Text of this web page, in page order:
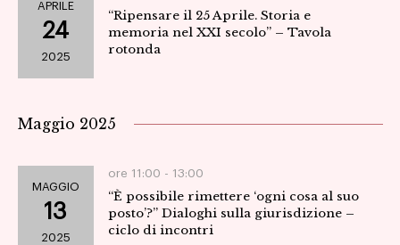
viste
APRILE
24
2025
“Ripensare il 25 Aprile. Storia e
memoria nel XXI secolo” – Tavola
rotonda
Maggio 2025
MAGGIO
13
2025
ore 11:00 - 13:00
“È possibile rimettere ‘ogni cosa al suo
posto’?” Dialoghi sulla giurisdizione –
ciclo di incontri